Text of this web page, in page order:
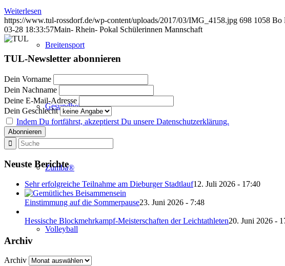
Breitensport
Gesundheitssport
Zumba®
Volleyball
Weiterlesen
https://www.tul-rossdorf.de/wp-content/uploads/2017/03/IMG_4158.jpg 698 1058 Bo
03-28 18:33:57Main- Rhein- Pokal Schülerinnen Mannschaft
TUL-Newsletter abonnieren
Dein Vorname
Dein Nachname
Deine E-Mail-Adresse
Dein Geschlecht
Indem Du fortfährst, akzeptierst Du unsere Datenschutzerklärung.
Neuste Berichte
Sehr erfolgreiche Teilnahme am Dieburger Stadtlauf12. Juli 2026 - 17:40
Einstimmung auf die Sommerpause23. Juni 2026 - 7:48
Hessische Blockmehrkampf-Meisterschaften der Leichtathleten20. Juni 2026 -
Archiv
Archiv